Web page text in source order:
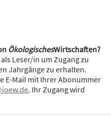
ÖkologischesWirtschaften?
Leser/in um Zugang zu
Jahrgänge zu erhalten.
E-Mail mit Ihrer Abonummer
. Ihr Zugang wird